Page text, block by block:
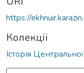
https://
Колекції
Історія